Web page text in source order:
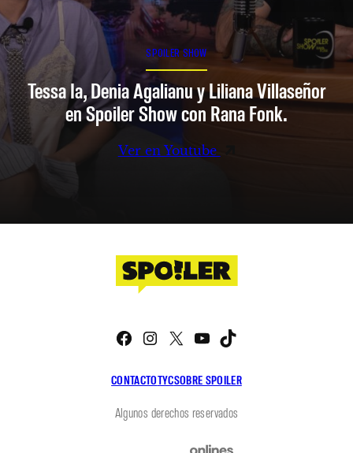
SPOILER SHOW
Tessa Ia, Denia Agalianu y Liliana Villaseñor
en Spoiler Show con Rana Fonk.
Ver en Youtube
CONTACTOTYCSOBRE SPOILER
Facebook
Instagram
X YouTube
Algunos derechos reservados